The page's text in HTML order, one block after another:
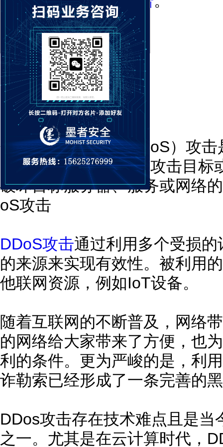
分布式拒绝服务（DDoS）攻
通过大量Internet流量攻击目
破坏目标服务器、服务或网络
oS攻击
DDoS攻击通过利用多个受损
的来源来实现有效性。被利用
他联网资源，例如IoT设备。
随着互联网的不断普及，网络
的网络给大家带来了方便，也
利的条件。更为严峻的是，利
诈勒索已经形成了一条完善的
DDos攻击存在技术难点且是当
之一。尤其是在云计算时代，